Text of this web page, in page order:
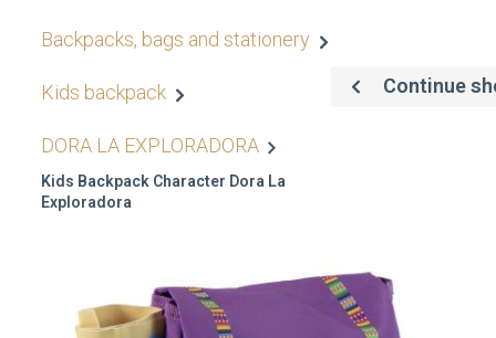
Backpacks, bags and stationery
Kids backpack
DORA LA EXPLORADORA
Kids Backpack Character Dora La
Exploradora
Continue